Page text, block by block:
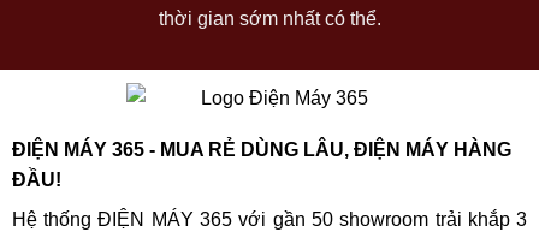
thời gian sớm nhất có thể.
ĐIỆN MÁY 365 - MUA RẺ DÙNG LÂU, ĐIỆN MÁY HÀNG
ĐẦU!
Hệ thống ĐIỆN MÁY 365 với gần 50 showroom trải khắp 3